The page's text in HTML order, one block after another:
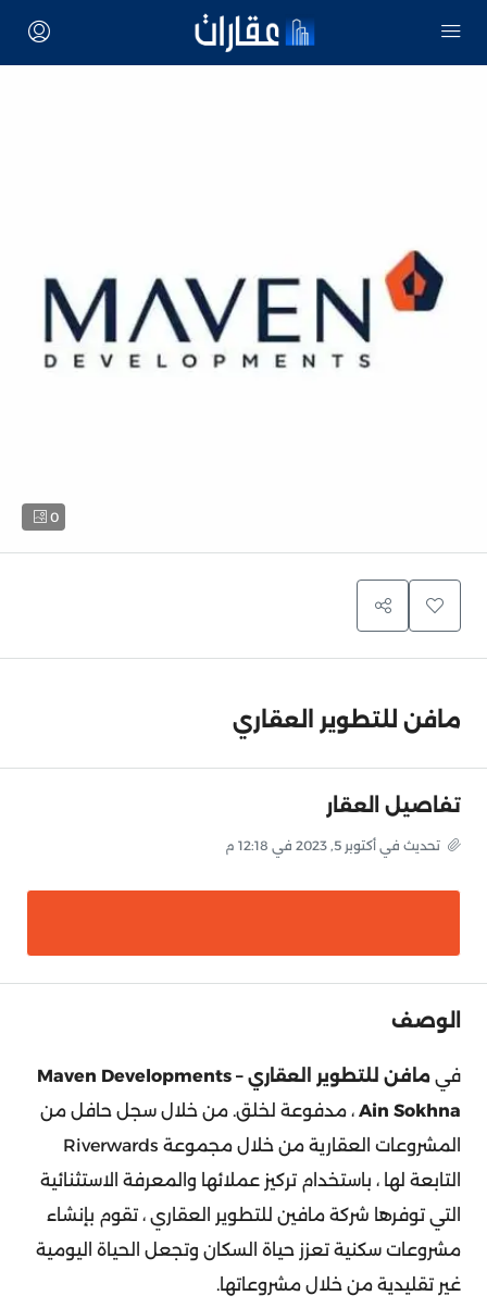
0
مافن للتطوير العقاري
تفاصيل العقار
تحديث في أكتوبر 5, 2023 في 12:18 م
الوصف
في
مافن للتطوير العقاري – Maven Developments
Ain Sokhna ، مدفوعة لخلق. من خلال سجل حافل من
المشروعات العقارية من خلال مجموعة Riverwards
التابعة لها ، باستخدام تركيز عملائها والمعرفة الاستثنائية
التي توفرها شركة مافين للتطوير العقاري ، تقوم بإنشاء
مشروعات سكنية تعزز حياة السكان وتجعل الحياة اليومية
غير تقليدية من خلال مشروعاتها.